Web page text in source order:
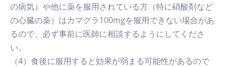
の病気）や他に薬を服用されている方（特に硝酸剤など
の心臓の薬）はカマグラ100mgを服用できない場合があ
るので、必ず事前に医師に相談するようにしてくださ
い。
（4）食後に服用すると効果が弱まる可能性があるので